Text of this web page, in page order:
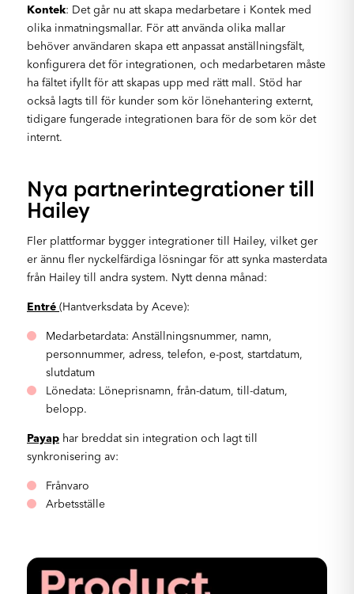
Kontek: Det går nu att skapa medarbetare i Kontek med
olika inmatningsmallar. För att använda olika mallar
behöver användaren skapa ett anpassat anställningsfält,
konfigurera det för integrationen, och medarbetaren måste
ha fältet ifyllt för att skapas upp med rätt mall. Stöd har
också lagts till för kunder som kör lönehantering externt,
tidigare fungerade integrationen bara för de som kör det
internt.
Nya partnerintegrationer till
Hailey
Fler plattformar bygger integrationer till Hailey, vilket ger
er ännu fler nyckelfärdiga lösningar för att synka masterdata
från Hailey till andra system. Nytt denna månad:
Entré (Hantverksdata by Aceve):
Medarbetardata: Anställningsnummer, namn,
personnummer, adress, telefon, e-post, startdatum,
slutdatum
Lönedata: Löneprisnamn, från-datum, till-datum,
belopp.
Payap har breddat sin integration och lagt till
synkronisering av:
Frånvaro
Arbetsställe